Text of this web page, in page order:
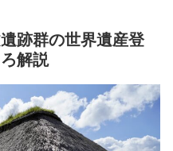
跡群の世界遺産登
解説